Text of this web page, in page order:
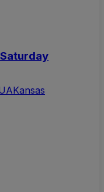
Kansas